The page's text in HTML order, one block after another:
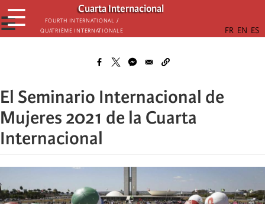
Skip
to
main
Cuarta Internacional
Fourth International /
Quatrième internationale
☰
☰
El Seminario Internacional de
Mujeres 2021 de la Cuarta
Internacional